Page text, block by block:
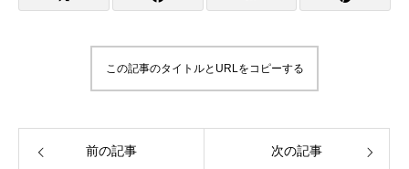
この記事のタイトルとURLをコピーする
前の記事 次の記事